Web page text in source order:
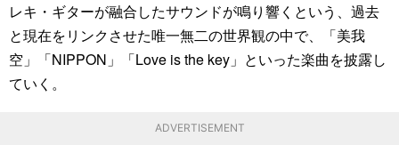
レキ・ギターが融合したサウンドが鳴り響くという、過去
と現在をリンクさせた唯一無二の世界観の中で、「美我
空」「NIPPON」「Love is the key」といった楽曲を披露し
ていく。
ADVERTISEMENT